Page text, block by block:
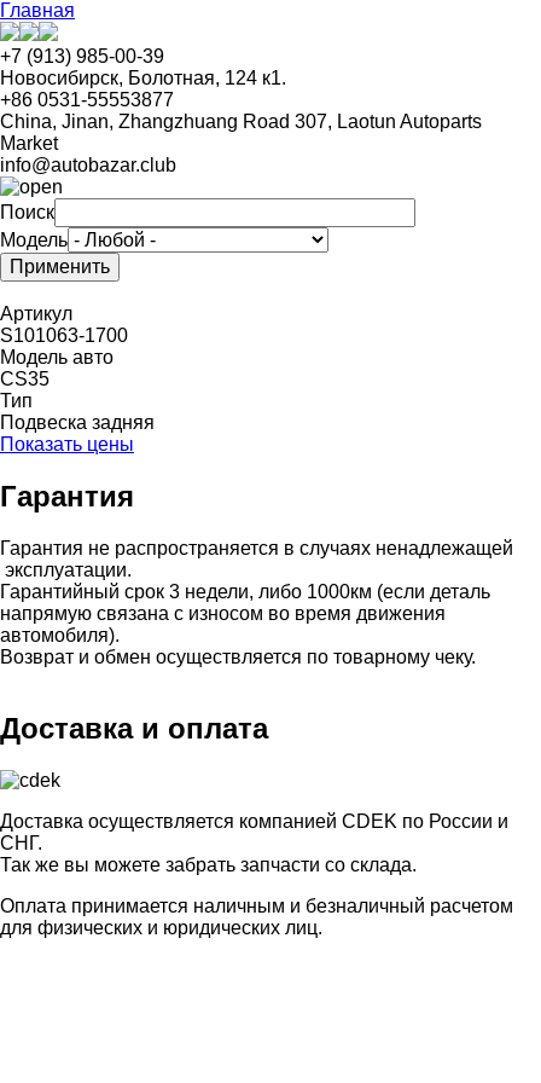
Перейти
к
основному
содержанию
Главная
+7 (913) 985-00-39
Новосибирск, Болотная, 124 к1.
+86 0531-55553877
China, Jinan, Zhangzhuang Road 307, Laotun Autoparts
Market
info@autobazar.club
Поиск
Модель
Артикул
S101063-1700
Модель авто
CS35
Тип
Подвеска задняя
Показать цены
Гарантия
Гарантия не распространяется в случаях ненадлежащей
эксплуатации.
Гарантийный срок 3 недели, либо 1000км (если деталь
напрямую связана с износом во время движения
автомобиля).
Возврат и обмен осуществляется по товарному чеку.
Доставка и оплата
Доставка осуществляется компанией CDEK по России и
СНГ.
Так же вы можете забрать запчасти со склада.
Оплата принимается наличным и безналичный расчетом
для физических и юридических лиц.